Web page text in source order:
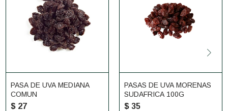
PASA DE UVA MEDIANA
COMUN
$ 27
PASAS DE UVA MORENAS
SUDAFRICA 100G
$ 35